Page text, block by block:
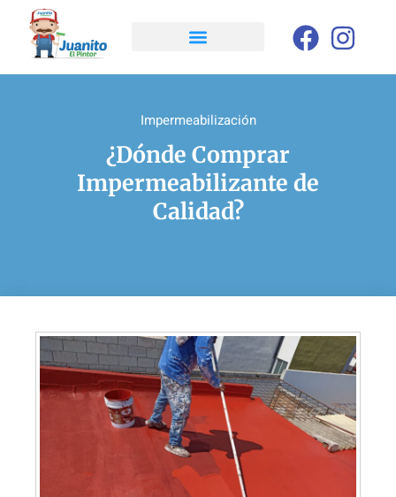
Impermeabilización
¿Dónde Comprar
Impermeabilizante de
Calidad?